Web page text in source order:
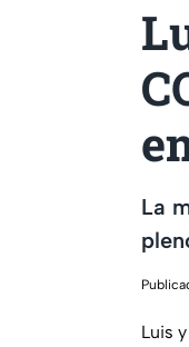
La
Luis